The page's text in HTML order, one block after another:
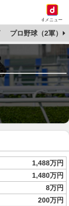
dメニュー
プロ野球（2軍）
1,488万円
1,480万円
8万円
200万円